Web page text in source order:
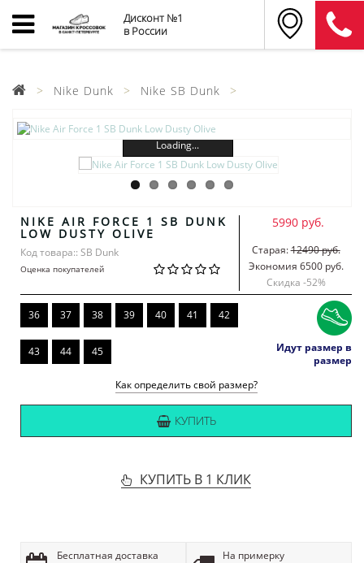
Дисконт №1
в России
Nike Dunk Nike SB Dunk
Loading...
NIKE AIR FORCE 1 SB DUNK
LOW DUSTY OLIVE
Код товара:: SB Dunk
Оценка покупателей
5990 руб.
Старая:12490 руб.
Экономия 6500 руб.
Скидка -52%
36 37 38 39 40 41 42
43 44 45
Идут размер в
размер
Как определить свой размер?
КУПИТЬ
КУПИТЬ В 1 КЛИК
Бесплатная доставка
На примерку